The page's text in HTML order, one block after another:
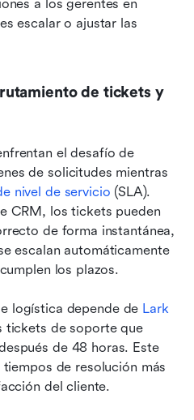
a los gerentes en
escalar o ajustar las
de tickets y
el desafío de
de solicitudes mientras
nivel de servicio (SLA).
CRM, los tickets pueden
de forma instantánea,
escalan automáticamente
los plazos.
logística depende de Lark
tickets de soporte que
de 48 horas. Este
de resolución más
del cliente.